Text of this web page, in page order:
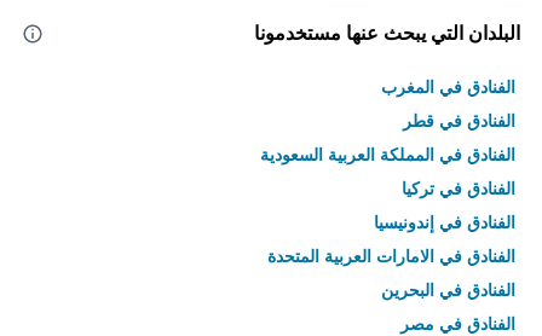
البلدان التي يبحث عنها مستخدمونا
الفنادق في المغرب
الفنادق في قطر
الفنادق في المملكة العربية السعودية
الفنادق في تركيا
الفنادق في إندونيسيا
الفنادق في الامارات العربية المتحدة
الفنادق في البحرين
الفنادق في مصر